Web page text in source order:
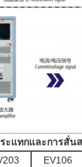
ะแทกและการสั่น
EV106